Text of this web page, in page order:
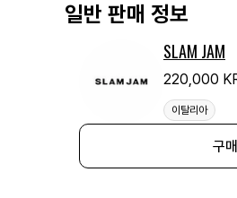
일반 판매 정보
SLAM JAM
220,000
이탈리아
구